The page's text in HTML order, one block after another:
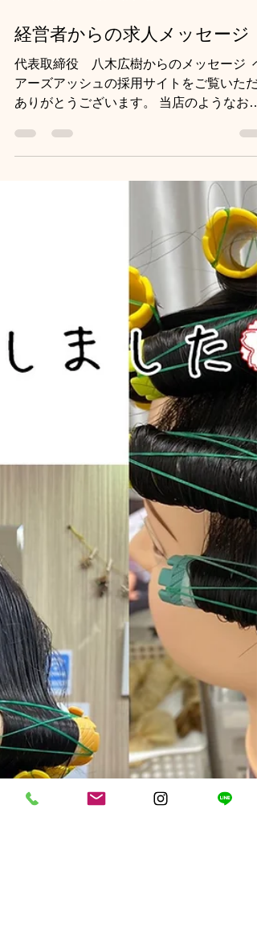
2022年1月25日 読了時間: 1分
代表取締役 八木広樹からのメッセージ
アーズアッシュの採用サイトをご覧いただ
ありがとうございます。 当店のようなお店
で働く良いところは、スタッフ一人一人を
事にすること いかに働きやすいかを考え大
事なスタッフが辞めることがないようにを